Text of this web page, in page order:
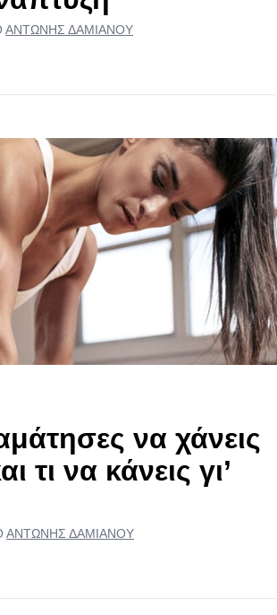
ΑΝΤΏΝΗΣ ΔΑΜΙΑΝΟΎ
να χάνεις
τι να κάνεις γι’
ΑΝΤΏΝΗΣ ΔΑΜΙΑΝΟΎ